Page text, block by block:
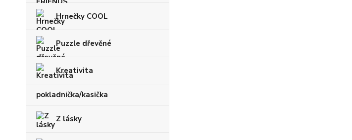
Hrnečky COOL
Puzzle dřevěné
Kreativita
pokladnička/kasička
Z lásky